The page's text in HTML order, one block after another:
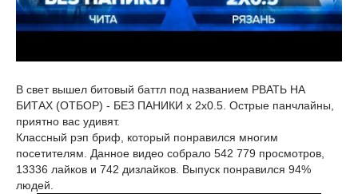
В свет вышел битовый баттл под названием РВАТЬ НА
БИТАХ (ОТБОР) - БЕЗ ПАНИКИ x 2x0.5. Острые панчлайны,
приятно вас удивят.
Классный рэп бриф, который понравился многим
посетителям. Данное видео собрало 542 779 просмотров,
13336 лайков и 742 дизлайков. Выпуск понравился 94%
людей.